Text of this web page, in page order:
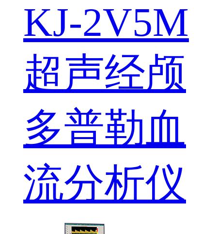
KJ-2V5M
超声经颅
多普勒血
流分析仪